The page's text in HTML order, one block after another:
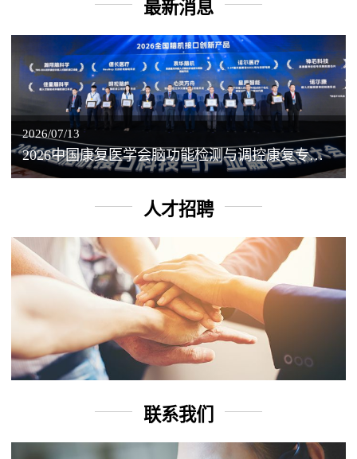
最新消息
2026/07/13
2026中国康复医学会脑功能检测与调控康复专业委员会学术年会丨脑客中国：脑机接口——EEG驱动TMS闭环调控工作坊
人才招聘
联系我们